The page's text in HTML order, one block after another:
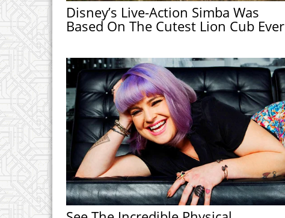
Disney’s Live-Action Simba Was
Based On The Cutest Lion Cub Ever